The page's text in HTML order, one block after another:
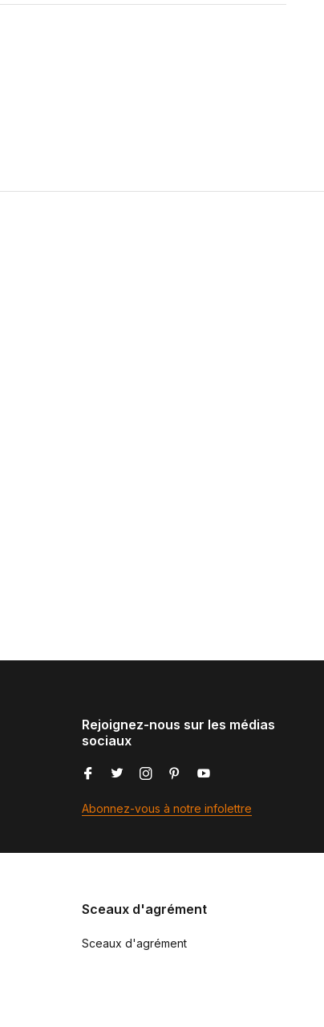
Rejoignez-nous sur les médias
sociaux
Abonnez-vous à notre infolettre
Sceaux d'agrément
Sceaux d'agrément